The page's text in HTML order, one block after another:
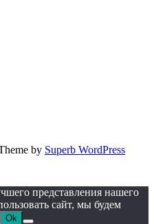
by Superb WordPress
представления нашего
сайт, мы будем
Ok